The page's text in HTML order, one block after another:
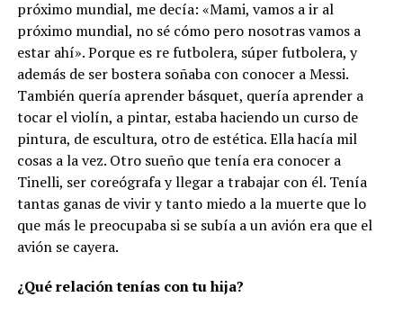
próximo mundial, me decía: «Mami, vamos a ir al
próximo mundial, no sé cómo pero nosotras vamos a
estar ahí». Porque es re futbolera, súper futbolera, y
además de ser bostera soñaba con conocer a Messi.
También quería aprender básquet, quería aprender a
tocar el violín, a pintar, estaba haciendo un curso de
pintura, de escultura, otro de estética. Ella hacía mil
cosas a la vez. Otro sueño que tenía era conocer a
Tinelli, ser coreógrafa y llegar a trabajar con él. Tenía
tantas ganas de vivir y tanto miedo a la muerte que lo
que más le preocupaba si se subía a un avión era que el
avión se cayera.
¿Qué relación tenías con tu hija?